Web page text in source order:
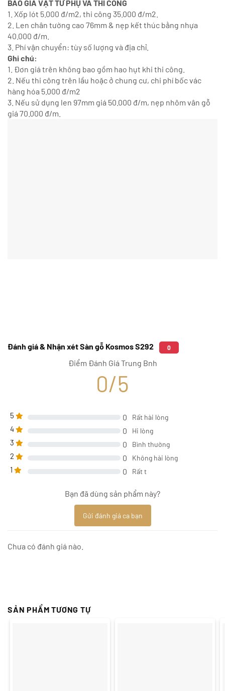
BÁO GIÁ VẬT TƯ PHỤ VÀ THI CÔNG
1. Xốp lót 5.000 đ/m2, thi công 35.000 đ/m2.
2. Len chân tường cao 76mm & nẹp kết thúc bằng nhựa
40.000 đ/m.
3. Phí vận chuyển: tùy số lượng và địa chỉ.
Ghi chú:
1. Đơn giá trên không bao gồm hao hụt khi thi công.
2. Nếu thi công trên lầu hoặc ở chung cư, chi phí bốc vác
hàng hóa 5.000 đ/m2
3. Nếu sử dụng len 97mm giá 50.000 đ/m, nẹp nhôm vân gỗ
giá 70.000 đ/m.
Đánh giá & Nhận xét Sàn gỗ Kosmos S292 0
Điểm Đánh Giá Trung Bnh
0/5
5 0 Rất hài lòng
4 0 Hi lòng
3 0 Bình thường
2 0 Không hài lòng
1 0 Rất t
Bạn đã dùng sản phẩm này?
Gửi đánh giá ca bạn
Chưa có đánh giá nào.
SẢN PHẨM TƯƠNG TỰ